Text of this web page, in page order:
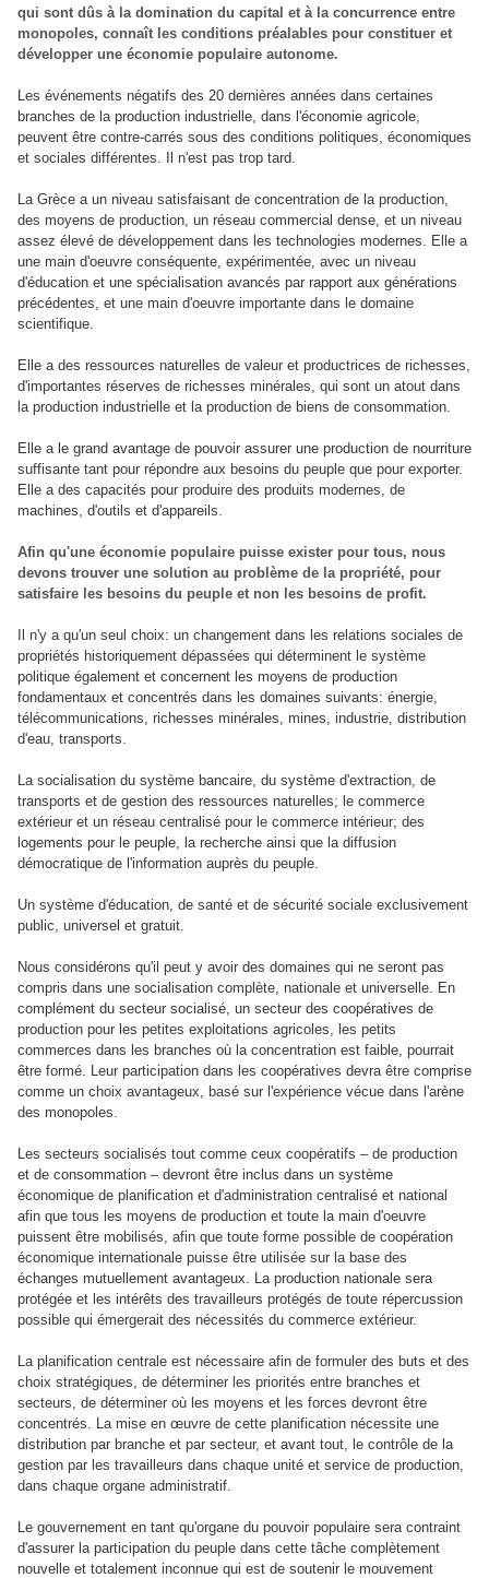
qui sont dûs à la domination du capital et à la concurrence entre
monopoles, connaît les conditions préalables pour constituer et
développer une économie populaire autonome.
Les événements négatifs des 20 dernières années dans certaines
branches de la production industrielle, dans l'économie agricole,
peuvent être contre-carrés sous des conditions politiques, économiques
et sociales différentes. Il n'est pas trop tard.
La Grèce a un niveau satisfaisant de concentration de la production,
des moyens de production, un réseau commercial dense, et un niveau
assez élevé de développement dans les technologies modernes. Elle a
une main d'oeuvre conséquente, expérimentée, avec un niveau
d'éducation et une spécialisation avancés par rapport aux générations
précédentes, et une main d'oeuvre importante dans le domaine
scientifique.
Elle a des ressources naturelles de valeur et productrices de richesses,
d'importantes réserves de richesses minérales, qui sont un atout dans
la production industrielle et la production de biens de consommation.
Elle a le grand avantage de pouvoir assurer une production de nourriture
suffisante tant pour répondre aux besoins du peuple que pour exporter.
Elle a des capacités pour produire des produits modernes, de
machines, d'outils et d'appareils.
Afin qu'une économie populaire puisse exister pour tous, nous
devons trouver une solution au problème de la propriété, pour
satisfaire les besoins du peuple et non les besoins de profit.
Il n'y a qu'un seul choix: un changement dans les relations sociales de
propriétés historiquement dépassées qui déterminent le système
politique également et concernent les moyens de production
fondamentaux et concentrés dans les domaines suivants: énergie,
télécommunications, richesses minérales, mines, industrie, distribution
d'eau, transports.
La socialisation du système bancaire, du système d'extraction, de
transports et de gestion des ressources naturelles; le commerce
extérieur et un réseau centralisé pour le commerce intérieur; des
logements pour le peuple, la recherche ainsi que la diffusion
démocratique de l'information auprès du peuple.
Un système d'éducation, de santé et de sécurité sociale exclusivement
public, universel et gratuit.
Nous considérons qu'il peut y avoir des domaines qui ne seront pas
compris dans une socialisation complète, nationale et universelle. En
complément du secteur socialisé, un secteur des coopératives de
production pour les petites exploitations agricoles, les petits
commerces dans les branches où la concentration est faible, pourrait
être formé. Leur participation dans les coopératives devra être comprise
comme un choix avantageux, basé sur l'expérience vécue dans l'arène
des monopoles.
Les secteurs socialisés tout comme ceux coopératifs – de production
et de consommation – devront être inclus dans un système
économique de planification et d'administration centralisé et national
afin que tous les moyens de production et toute la main d'oeuvre
puissent être mobilisés, afin que toute forme possible de coopération
économique internationale puisse être utilisée sur la base des
échanges mutuellement avantageux. La production nationale sera
protégée et les intérêts des travailleurs protégés de toute répercussion
possible qui émergerait des nécessités du commerce extérieur.
La planification centrale est nécessaire afin de formuler des buts et des
choix stratégiques, de déterminer les priorités entre branches et
secteurs, de déterminer où les moyens et les forces devront être
concentrés. La mise en œuvre de cette planification nécessite une
distribution par branche et par secteur, et avant tout, le contrôle de la
gestion par les travailleurs dans chaque unité et service de production,
dans chaque organe administratif.
Le gouvernement en tant qu'organe du pouvoir populaire sera contraint
d'assurer la participation du peuple dans cette tâche complètement
nouvelle et totalement inconnue qui est de soutenir le mouvement